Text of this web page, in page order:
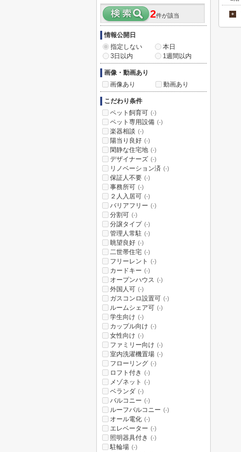
+
2件が該当
情報公開日
指定しない
本日
3日以内
1週間以内
画像・動画あり
画像あり
動画あり
こだわり条件
ペット飼育可 (-)
ペット専用設備 (-)
楽器相談 (-)
陽当り良好 (-)
閑静な住宅地 (-)
デザイナーズ (-)
リノベーション済 (-)
保証人不要 (-)
事務所可 (-)
２人入居可 (-)
バリアフリー (-)
分割可 (-)
分譲タイプ (-)
管理人常駐 (-)
眺望良好 (-)
二世帯住宅 (-)
フリーレント (-)
カードキー (-)
オープンハウス (-)
外国人可 (-)
ガスコンロ設置可 (-)
ルームシェア可 (-)
学生向け (-)
カップル向け (-)
女性向け (-)
ファミリー向け (-)
室内洗濯機置場 (-)
フローリング (-)
ロフト付き (-)
メゾネット (-)
ベランダ (-)
バルコニー (-)
ルーフバルコニー (-)
オール電化 (-)
エレベーター (-)
照明器具付き (-)
駐輪場 (-)